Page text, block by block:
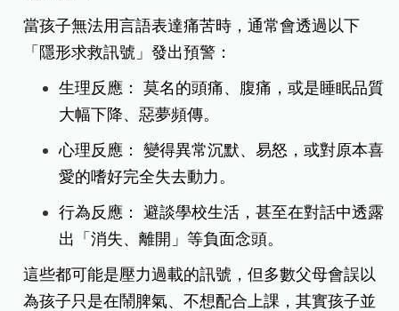
當孩子無法用言語表達痛苦時，通常會透過以下
「隱形求救訊號」發出預警：
生理反應： 莫名的頭痛、腹痛，或是睡眠品質
大幅下降、惡夢頻傳。
心理反應： 變得異常沉默、易怒，或對原本喜
愛的嗜好完全失去動力。
行為反應： 避談學校生活，甚至在對話中透露
出「消失、離開」等負面念頭。
這些都可能是壓力過載的訊號，但多數父母會誤以
為孩子只是在鬧脾氣、不想配合上課，其實孩子並